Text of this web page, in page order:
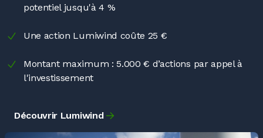
potentiel jusqu'à 4 %
Une action Lumiwind coûte 25 €
Montant maximum : 5.000 € d’actions par appel à
l'investissement
Découvrir Lumiwind